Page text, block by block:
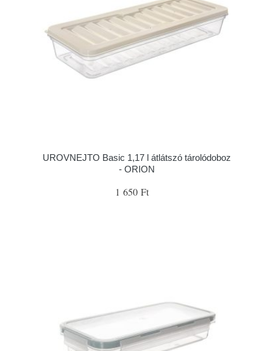
UROVNEJTO Basic 1,17 l átlátszó tárolódoboz
- ORION
1 650 Ft